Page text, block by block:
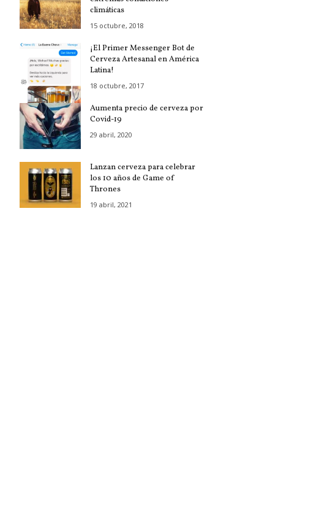
climáticas
15 octubre, 2018
¡El Primer Messenger Bot de
Cerveza Artesanal en América
Latina!
18 octubre, 2017
Aumenta precio de cerveza por
Covid-19
29 abril, 2020
Lanzan cerveza para celebrar
los 10 años de Game of
Thrones
19 abril, 2021